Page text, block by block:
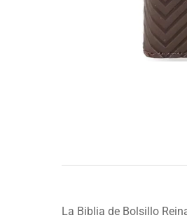
La Biblia de Bolsillo